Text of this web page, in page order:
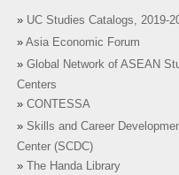
» UC Studies Catalogs, 2019-
» Asia Economic Forum
» Global Network of ASEAN
Centers
» CONTESSA
» Skills and Career
Center (SCDC)
»
The Handa Library